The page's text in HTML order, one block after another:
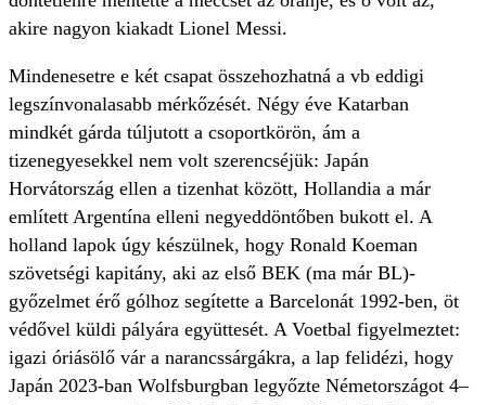
akire nagyon kiakadt Lionel Messi.
Mindenesetre e két csapat összehozhatná a vb eddigi
legszínvonalasabb mérkőzését. Négy éve Katarban
mindkét gárda túljutott a csoportkörön, ám a
tizenegyesekkel nem volt szerencséjük: Japán
Horvátország ellen a tizenhat között, Hollandia a már
említett Argentína elleni negyeddöntőben bukott el. A
holland lapok úgy készülnek, hogy Ronald Koeman
szövetségi kapitány, aki az első BEK (ma már BL)-
győzelmet érő gólhoz segítette a Barcelonát 1992-ben, öt
védővel küldi pályára együttesét. A Voetbal figyelmeztet:
igazi óriásölő vár a narancssárgákra, a lap felidézi, hogy
Japán 2023-ban Wolfsburgban legyőzte Németországot 4–